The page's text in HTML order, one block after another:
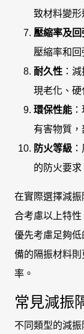
致材料變形
壓縮率及回
壓縮率和回
耐久性 ：
現老化、硬
環保性能
有害物質，
防火等級
的防火要求
在實際選擇減
合考慮以上特
優先考慮足夠
備的隔振材料
率。
常見減振
不同類型的減